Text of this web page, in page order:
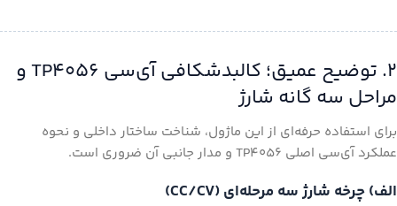
۲. توضیح عمیق؛ کالبدشکافی آی‌سی TP4056 و
مراحل سه گانه شارژ
برای استفاده حرفه‌ای از این ماژول، شناخت ساختار داخلی و نحوه
عملکرد آی‌سی اصلی TP4056 و مدار جانبی آن ضروری است.
الف) چرخه شارژ سه مرحله‌ای (CC/CV)